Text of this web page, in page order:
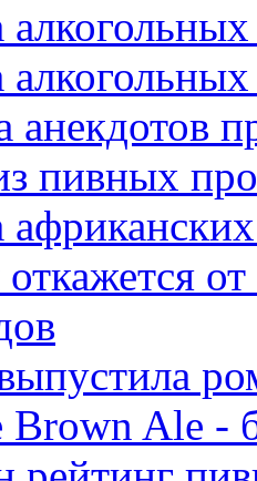
анекдотов
пивных
Brown Ale -